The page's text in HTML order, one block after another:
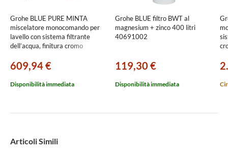
Grohe BLUE PURE MINTA
miscelatore monocomando per
lavello con sistema filtrante
dell’acqua, finitura cromo
609,94 €
Disponibilità immediata
Grohe BLUE filtro BWT al
magnesium + zinco 400 litri
40691002
119,30 €
Disponibilità immediata
Articoli Simili